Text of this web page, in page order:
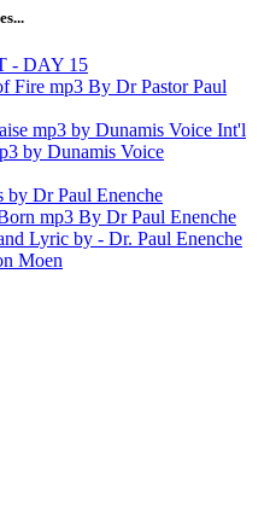
- DAY 15
Fire mp3 By Dr Pastor Paul
mp3 by Dunamis Voice Int'l
by Dunamis Voice
by Dr Paul Enenche
mp3 By Dr Paul Enenche
Lyric by - Dr. Paul Enenche
Moen